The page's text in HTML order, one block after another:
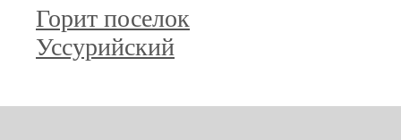
Горит поселок
Уссурийский